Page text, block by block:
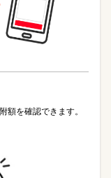
額を確認できます。